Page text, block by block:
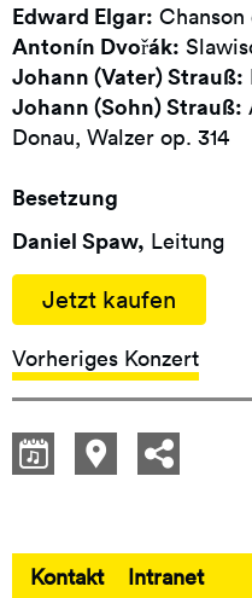
Edward Elgar: Chanson
Antonín Dvořák:
Johann (Vater) Strauß:
Johann (Sohn) Strauß:
Donau, Walzer op. 314
Besetzung
Daniel Spaw, Leitung
Jetzt kaufen
Vorheriges Konzert
Kontakt Intranet